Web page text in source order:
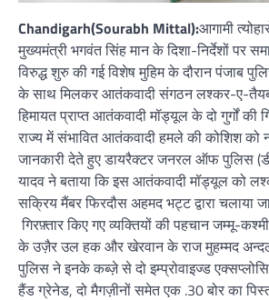
Chandigarh(Sourabh Mittal):आगामी
मुख्यमंत्री भगवंत सिंह मान के दिशा-निर्देशों पर
विरुद्ध शुरु की गई विशेष मुहिम के दौरान पंजाब
के साथ मिलकर आतंकवादी संगठन लश्कर-ए-
हिमायत प्राप्त आतंकवादी मॉड्यूल के दो गुर्गों की
राज्य में संभावित आतंकवादी हमले की कोशिश को
जानकारी देते हुए डायरैक्टर जनरल ऑफ पुलिस
यादव ने बताया कि इस आतंकवादी मॉड्यूल को
सक्रिय मैंबर फिरदौस अहमद भट्ट द्वारा चलाया
गिरफ़्तार किए गए व्यक्तियों की पहचान जम्मू-
के उज़ैर उल हक और खेरवान के राज मुहम्मद
पुलिस ने इनके कब्ज़े से दो इम्प्रोवाइज्ड
हैंड ग्रेनेड, दो मैगज़ीनों समेत एक .30 बोर का